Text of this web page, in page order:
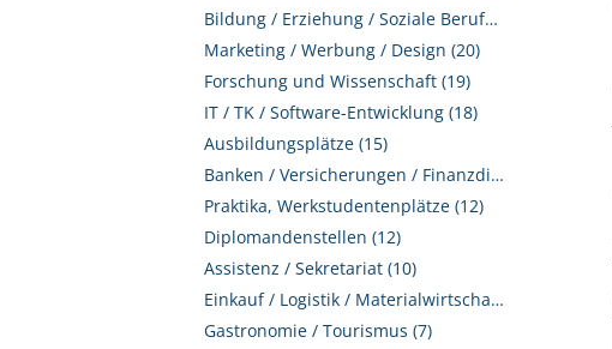
Bildung / Erziehung / Soziale Berufe (21)
Marketing / Werbung / Design (20)
Forschung und Wissenschaft (19)
IT / TK / Software-Entwicklung (18)
Ausbildungsplätze (15)
Banken / Versicherungen / Finanzdienstleister (13)
Praktika, Werkstudentenplätze (12)
Diplomandenstellen (12)
Assistenz / Sekretariat (10)
Einkauf / Logistik / Materialwirtschaft (10)
Gastronomie / Tourismus (7)